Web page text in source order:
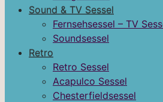
Sound & TV Sessel
Fernsehsessel – TV
Soundsessel
Retro
Retro Sessel
Acapulco Sessel
Chesterfieldsessel